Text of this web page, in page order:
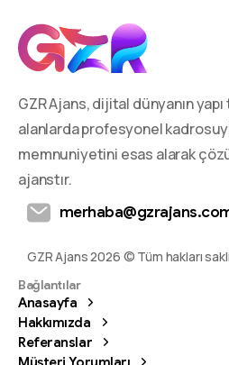
GZR Ajans, dijital dünyanın
alanlarda profesyonel
memnuniyetini esas alarak
ajanstır.
GZR Ajans 2026 © Tüm hakları
Bağlantılar
Anasayfa
Hakkımızda
Referanslar